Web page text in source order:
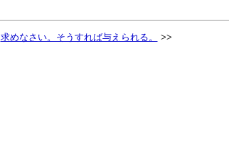
求めなさい。そうすれば与えられる。